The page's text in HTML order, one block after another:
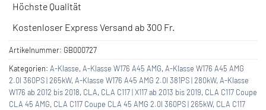
Höchste Qualität
Kostenloser Express Versand ab 300 Fr.
Artikelnummer: GB000727
Kategorien: A-Klasse, A-Klasse W176 A45 AMG, A-Klasse W176 A45 AMG
2.0l 360PS | 265kW, A-Klasse W176 A45 AMG 2.0l 381PS | 280kW, A-Klasse
W176 ab 2012 bis 2018, CLA, CLA C117 | X117 ab 2013 bis 2019, CLA C117 Coupe
CLA 45 AMG, CLA C117 Coupe CLA 45 AMG 2.0l 360PS | 265kW, CLA C117